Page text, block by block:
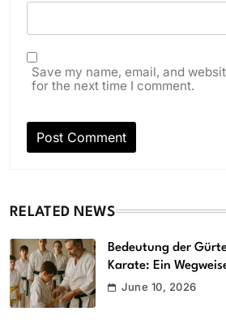
Save my name, email, and
for the next time I comment.
RELATED NEWS
Bedeutung der
Karate: Ein
June 10, 2026